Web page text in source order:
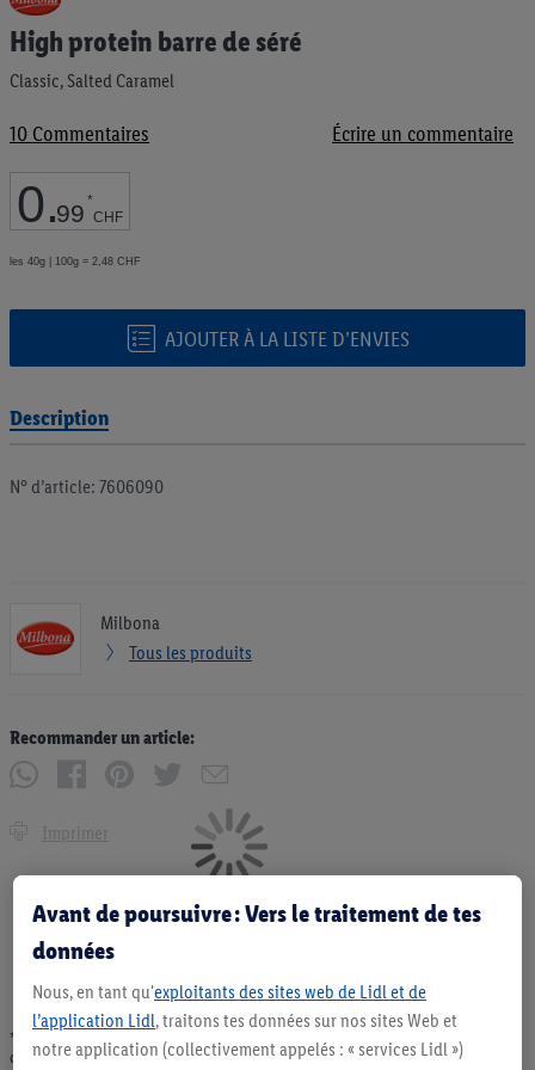
High protein barre de séré
Classic, Salted Caramel
10 Commentaires Écrire un commentaire
0.99 *
CHF
les 40g | 100g = 2,48 CHF
AJOUTER À LA LISTE D’ENVIES
au
début
la
d’images
Description
N° d’article: 7606090
Milbona
Tous les produits
Recommander un article:
Imprimer
* Offres valables dans la limite des stocks disponibles. Vente limitée à des
quantités usuelles pour un ménage. Vendu sans décoration. Les produits faisant
Avant de poursuivre : Vers le traitement de tes
données
Nous, en tant qu'exploitants des sites web de Lidl et de
l’application Lidl, traitons tes données sur nos sites Web et
notre application (collectivement appelés : « services Lidl »)